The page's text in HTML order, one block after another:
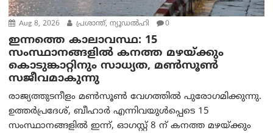
Aug 8, 2026 പ്രശാന്ത്, ന്യൂഡല്‍ഹി 0
ഇന്നത്തെ കാലാവസ്ഥ: 15
സംസ്ഥാനങ്ങളിൽ കനത്ത മഴയ്ക്കും
കൊടുങ്കാറ്റിനും സാധ്യത, മൺസൂൺ
സജീവമാകുന്നു
രാജ്യത്തുടനീളം മൺസൂൺ വേഗത്തിൽ പുരോഗമിക്കുന്നു.
ഉത്തർപ്രദേശ്, ബീഹാർ എന്നിവയുൾപ്പെടെ 15
സംസ്ഥാനങ്ങളിൽ ഇന്ന്, ഓഗസ്റ്റ് 8 ന് കനത്ത മഴയ്ക്കും